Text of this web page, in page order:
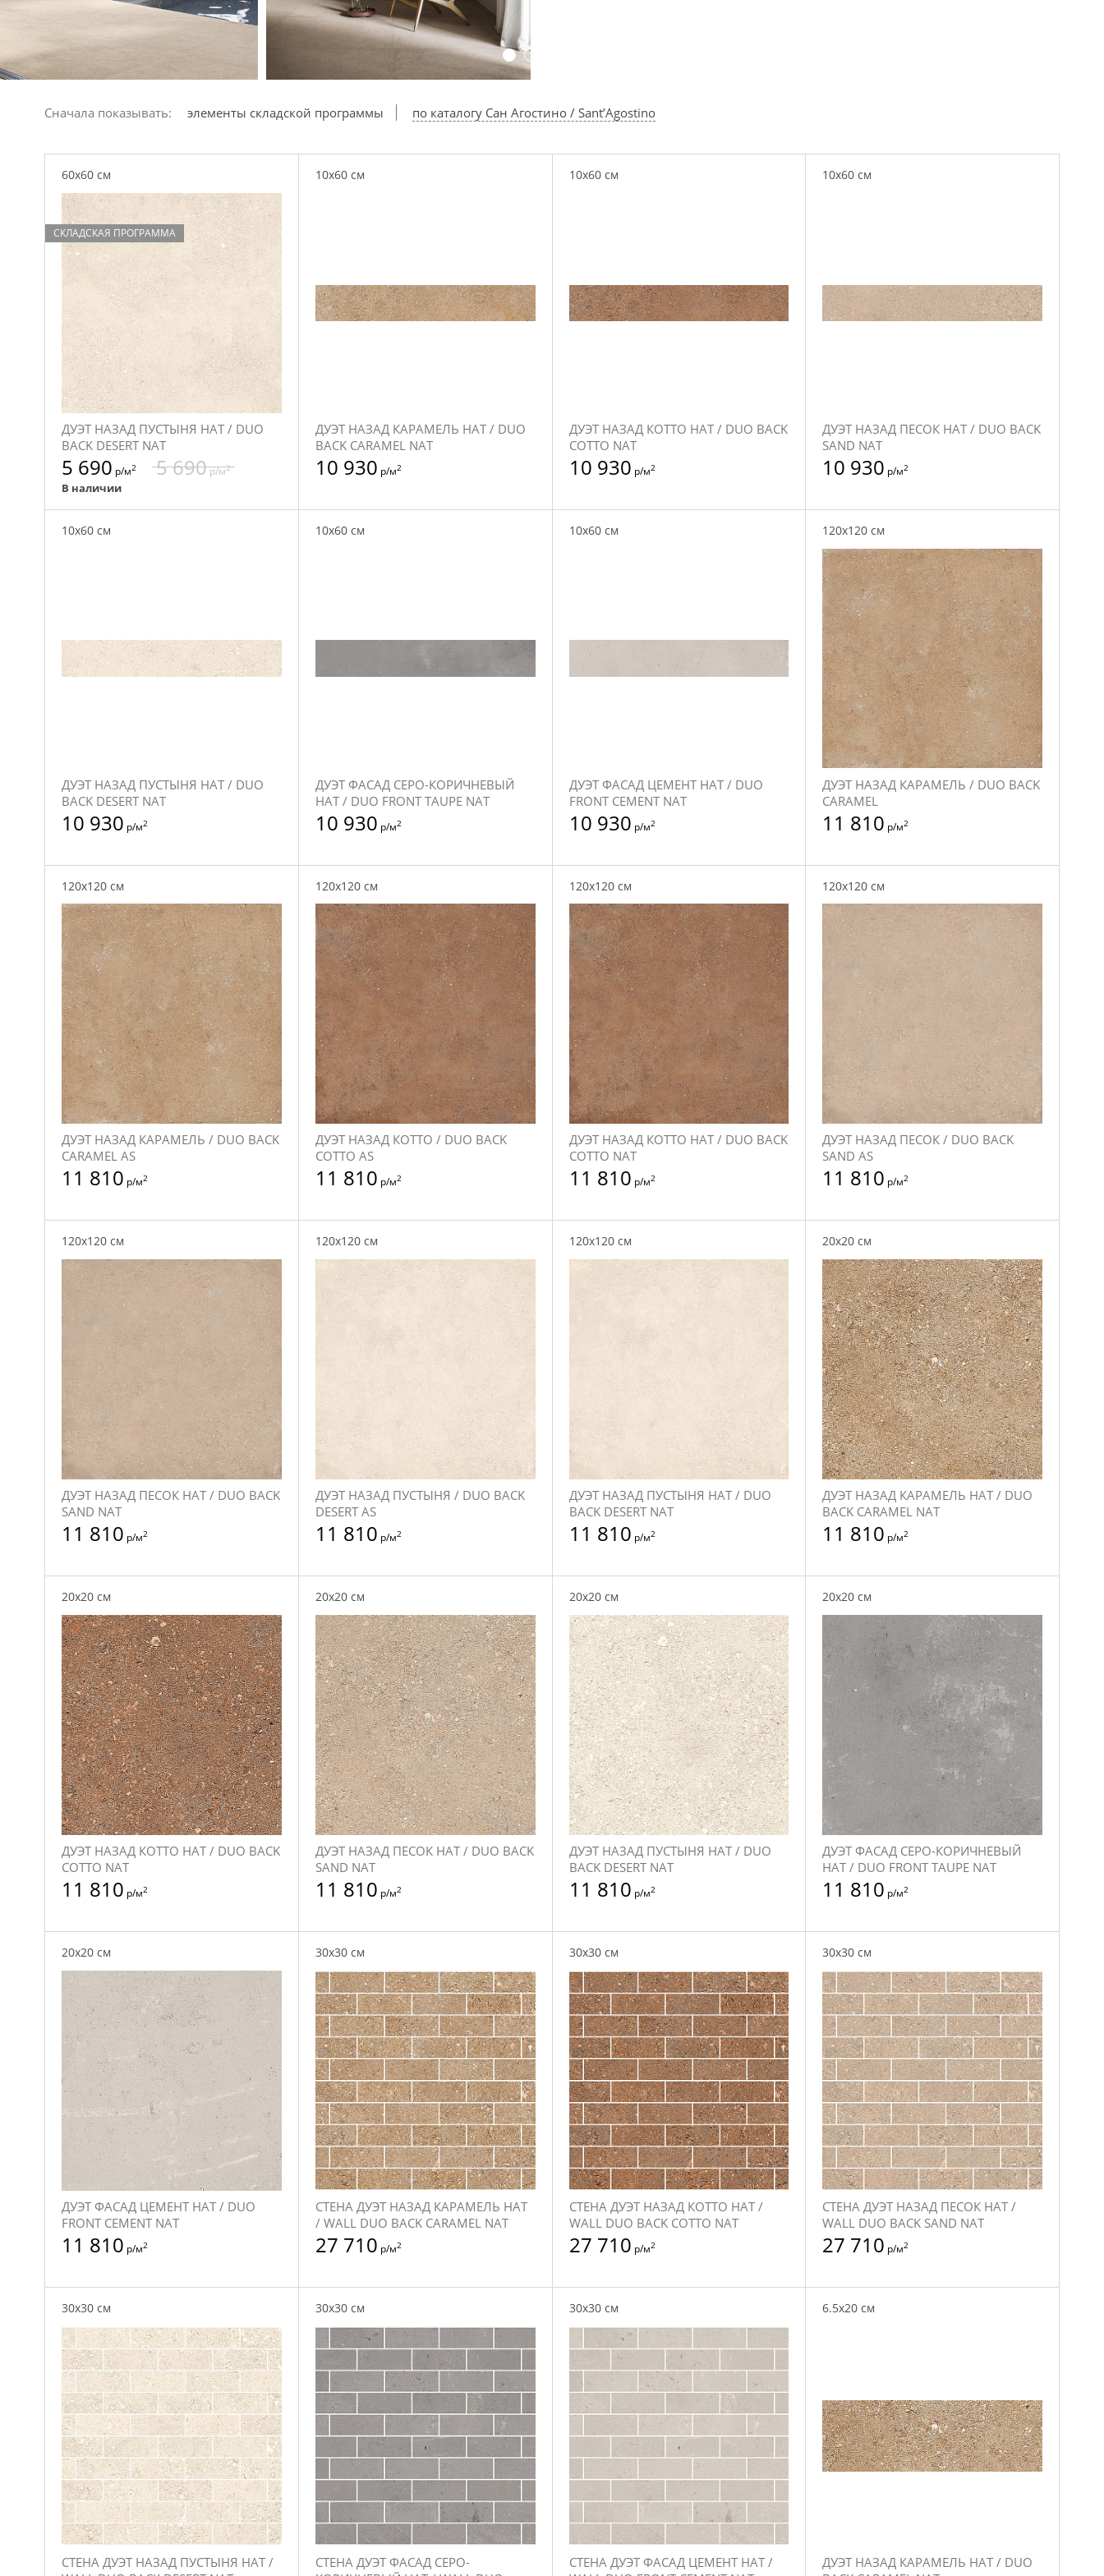
Сначала показывать: элементы складской программы по каталогу Сан Агостино / Sant’Agostino
60x60 см
СКЛАДСКАЯ ПРОГРАММА
ДУЭТ НАЗАД ПУСТЫНЯ НАТ / DUO
BACK DESERT NAT
5 690 р/м2 5 690р/м2
В наличии
10x60 см
ДУЭТ НАЗАД КАРАМЕЛЬ НАТ / DUO
BACK CARAMEL NAT
10 930 р/м2
10x60 см
ДУЭТ НАЗАД КОТТО НАТ / DUO BACK
COTTO NAT
10 930 р/м2
10x60 см
ДУЭТ НАЗАД ПЕСОК НАТ / DUO BACK
SAND NAT
10 930 р/м2
10x60 см
ДУЭТ НАЗАД ПУСТЫНЯ НАТ / DUO
BACK DESERT NAT
10 930 р/м2
10x60 см
ДУЭТ ФАСАД СЕРО-КОРИЧНЕВЫЙ
НАТ / DUO FRONT TAUPE NAT
10 930 р/м2
10x60 см
ДУЭТ ФАСАД ЦЕМЕНТ НАТ / DUO
FRONT CEMENT NAT
10 930 р/м2
120x120 см
ДУЭТ НАЗАД КАРАМЕЛЬ / DUO BACK
CARAMEL
11 810 р/м2
120x120 см
ДУЭТ НАЗАД КАРАМЕЛЬ / DUO BACK
CARAMEL AS
11 810 р/м2
120x120 см
ДУЭТ НАЗАД КОТТО / DUO BACK
COTTO AS
11 810 р/м2
120x120 см
ДУЭТ НАЗАД КОТТО НАТ / DUO BACK
COTTO NAT
11 810 р/м2
120x120 см
ДУЭТ НАЗАД ПЕСОК / DUO BACK
SAND AS
11 810 р/м2
120x120 см
ДУЭТ НАЗАД ПЕСОК НАТ / DUO BACK
SAND NAT
11 810 р/м2
120x120 см
ДУЭТ НАЗАД ПУСТЫНЯ / DUO BACK
DESERT AS
11 810 р/м2
120x120 см
ДУЭТ НАЗАД ПУСТЫНЯ НАТ / DUO
BACK DESERT NAT
11 810 р/м2
20x20 см
ДУЭТ НАЗАД КАРАМЕЛЬ НАТ / DUO
BACK CARAMEL NAT
11 810 р/м2
20x20 см
ДУЭТ НАЗАД КОТТО НАТ / DUO BACK
COTTO NAT
11 810 р/м2
20x20 см
ДУЭТ НАЗАД ПЕСОК НАТ / DUO BACK
SAND NAT
11 810 р/м2
20x20 см
ДУЭТ НАЗАД ПУСТЫНЯ НАТ / DUO
BACK DESERT NAT
11 810 р/м2
20x20 см
ДУЭТ ФАСАД СЕРО-КОРИЧНЕВЫЙ
НАТ / DUO FRONT TAUPE NAT
11 810 р/м2
20x20 см
ДУЭТ ФАСАД ЦЕМЕНТ НАТ / DUO
FRONT CEMENT NAT
11 810 р/м2
30x30 см
СТЕНА ДУЭТ НАЗАД КАРАМЕЛЬ НАТ
/ WALL DUO BACK CARAMEL NAT
27 710 р/м2
30x30 см
СТЕНА ДУЭТ НАЗАД КОТТО НАТ /
WALL DUO BACK COTTO NAT
27 710 р/м2
30x30 см
СТЕНА ДУЭТ НАЗАД ПЕСОК НАТ /
WALL DUO BACK SAND NAT
27 710 р/м2
30x30 см
СТЕНА ДУЭТ НАЗАД ПУСТЫНЯ НАТ /
30x30 см
СТЕНА ДУЭТ ФАСАД СЕРО-
30x30 см
СТЕНА ДУЭТ ФАСАД ЦЕМЕНТ НАТ /
6.5x20 см
ДУЭТ НАЗАД КАРАМЕЛЬ НАТ / DUO